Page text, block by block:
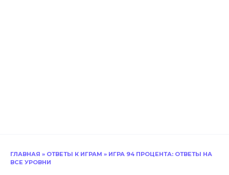
ГЛАВНАЯ » ОТВЕТЫ К ИГРАМ » ИГРА 94 ПРОЦЕНТА: ОТВЕТЫ НА
ВСЕ УРОВНИ